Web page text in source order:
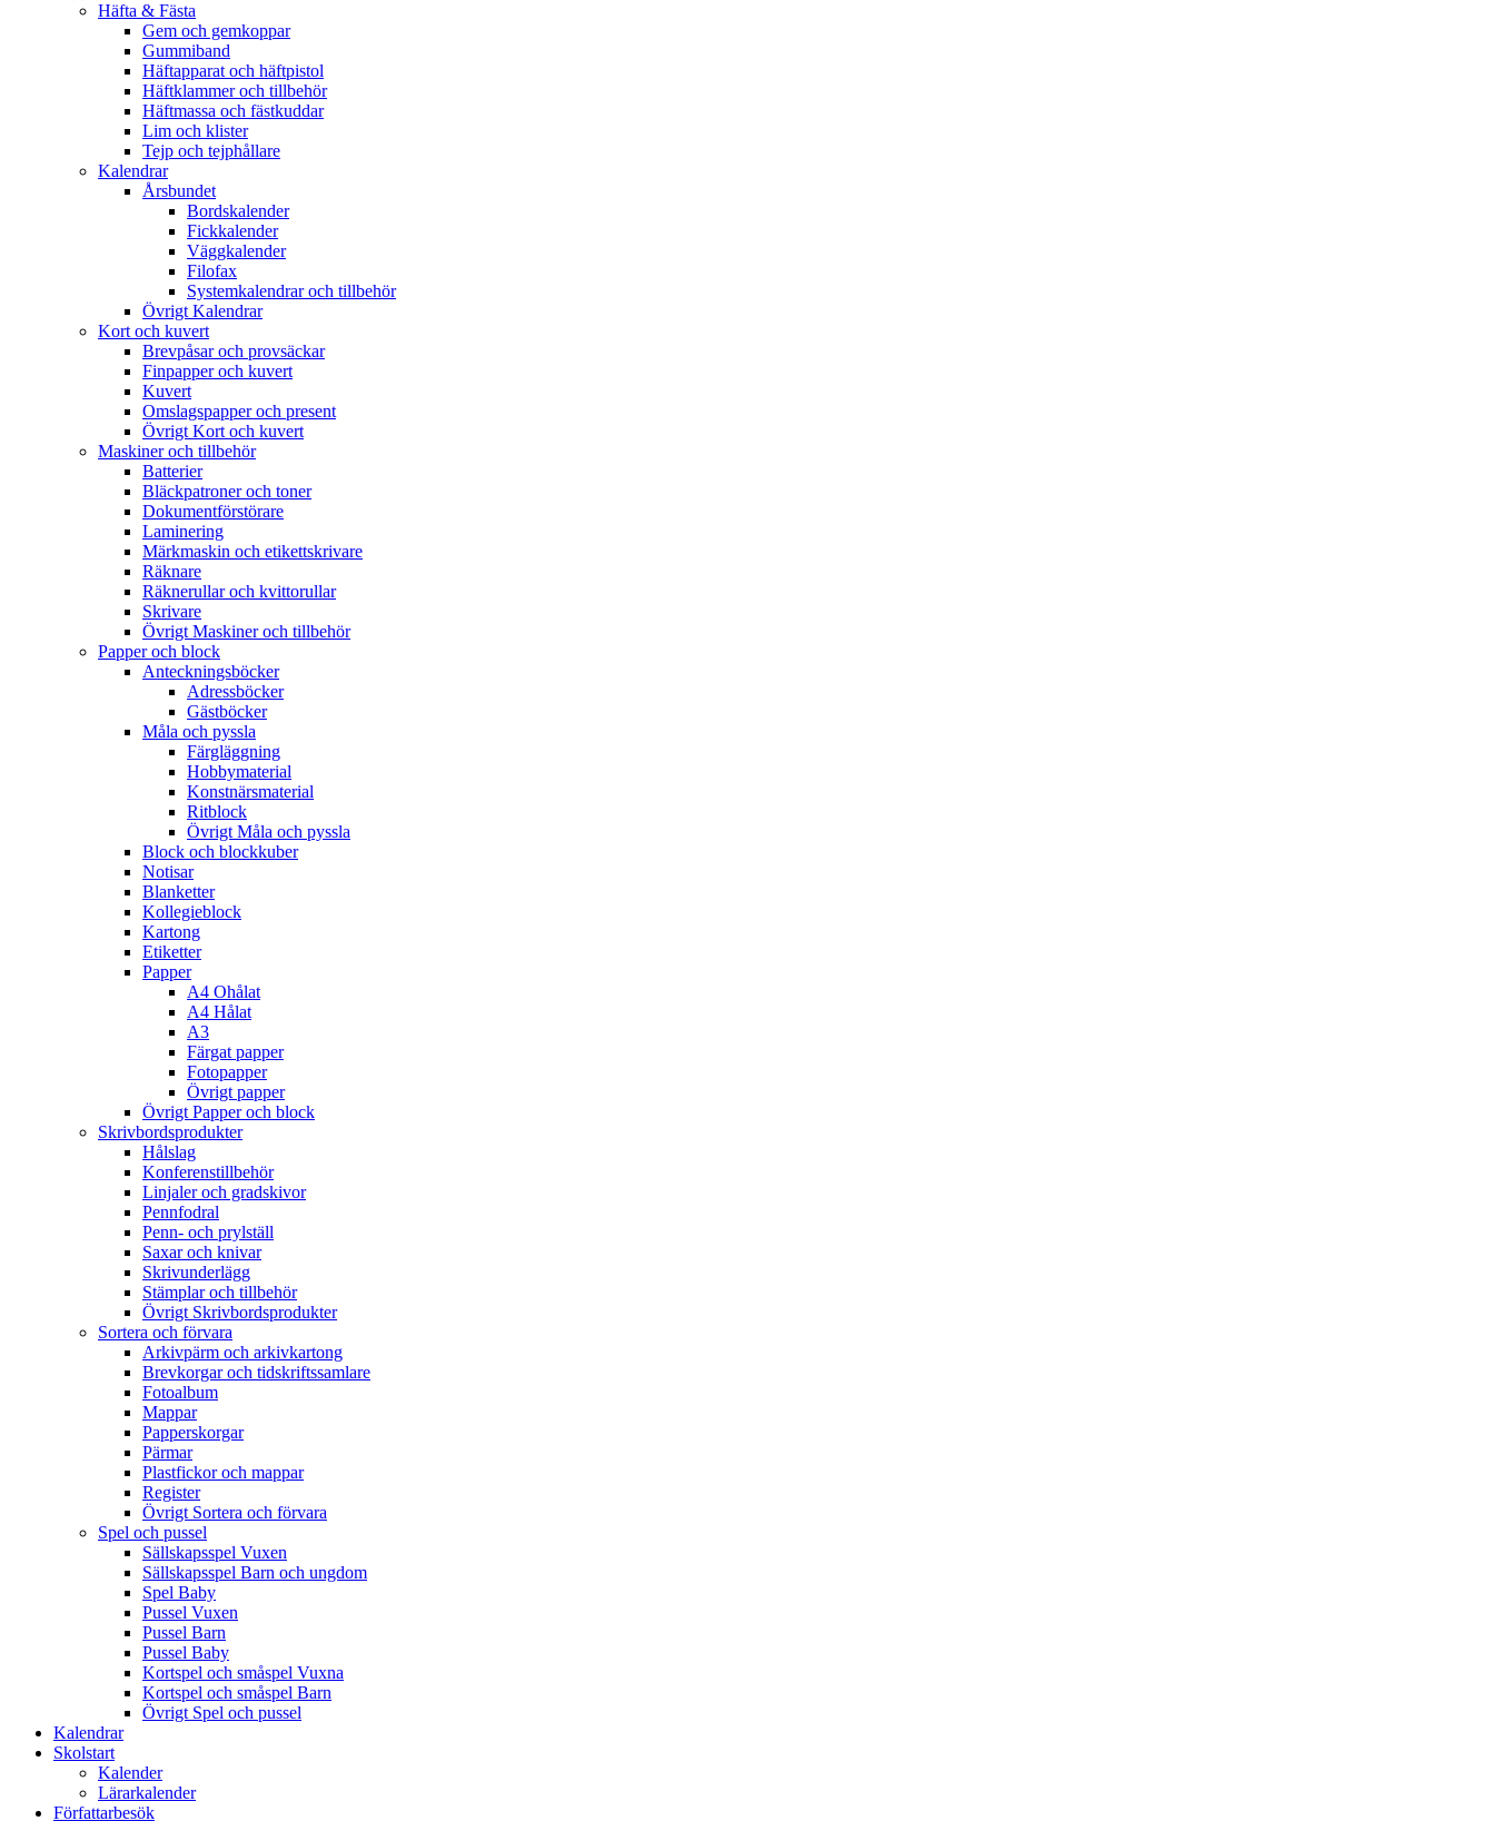
Häfta & Fästa
Gem och gemkoppar
Gummiband
Häftapparat och häftpistol
Häftklammer och tillbehör
Häftmassa och fästkuddar
Lim och klister
Tejp och tejphållare
Kalendrar
Årsbundet
Bordskalender
Fickkalender
Väggkalender
Filofax
Systemkalendrar och tillbehör
Övrigt Kalendrar
Kort och kuvert
Brevpåsar och provsäckar
Finpapper och kuvert
Kuvert
Omslagspapper och present
Övrigt Kort och kuvert
Maskiner och tillbehör
Batterier
Bläckpatroner och toner
Dokumentförstörare
Laminering
Märkmaskin och etikettskrivare
Räknare
Räknerullar och kvittorullar
Skrivare
Övrigt Maskiner och tillbehör
Papper och block
Anteckningsböcker
Adressböcker
Gästböcker
Måla och pyssla
Färgläggning
Hobbymaterial
Konstnärsmaterial
Ritblock
Övrigt Måla och pyssla
Block och blockkuber
Notisar
Blanketter
Kollegieblock
Kartong
Etiketter
Papper
A4 Ohålat
A4 Hålat
A3
Färgat papper
Fotopapper
Övrigt papper
Övrigt Papper och block
Skrivbordsprodukter
Hålslag
Konferenstillbehör
Linjaler och gradskivor
Pennfodral
Penn- och prylställ
Saxar och knivar
Skrivunderlägg
Stämplar och tillbehör
Övrigt Skrivbordsprodukter
Sortera och förvara
Arkivpärm och arkivkartong
Brevkorgar och tidskriftssamlare
Fotoalbum
Mappar
Papperskorgar
Pärmar
Plastfickor och mappar
Register
Övrigt Sortera och förvara
Spel och pussel
Sällskapsspel Vuxen
Sällskapsspel Barn och ungdom
Spel Baby
Pussel Vuxen
Pussel Barn
Pussel Baby
Kortspel och småspel Vuxna
Kortspel och småspel Barn
Övrigt Spel och pussel
Kalendrar
Skolstart
Kalender
Lärarkalender
Författarbesök